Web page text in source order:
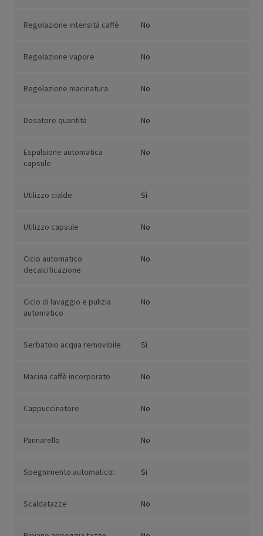
Regolazione intensità caffè No
Regolazione vapore No
Regolazione macinatura No
Dosatore quantità No
Espulsione automatica
capsule
No
Utilizzo cialde Sì
Utilizzo capsule No
Ciclo automatico
decalcificazione
No
Ciclo di lavaggio e pulizia
automatico
No
Serbatoio acqua removibile Sì
Macina caffè incorporato No
Cappuccinatore No
Pannarello No
Spegnimento automatico: Si
Scaldatazze No